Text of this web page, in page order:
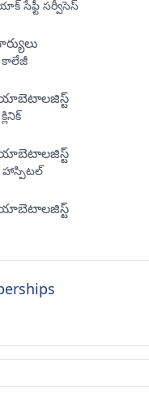
సేఫ్టీ సర్వీసెస్
కాలేజీ